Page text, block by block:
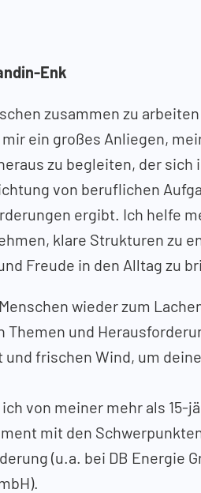
Enk
zusammen zu
ein großes Anliegen,
zu begleiten, der sich
von beruflichen
ergibt. Ich helfe
klare Strukturen zu
Freude in den Alltag zu
wieder zum
Themen und
frischen Wind, um
von meiner mehr als 15-
mit den
(u.a. bei DB Energie